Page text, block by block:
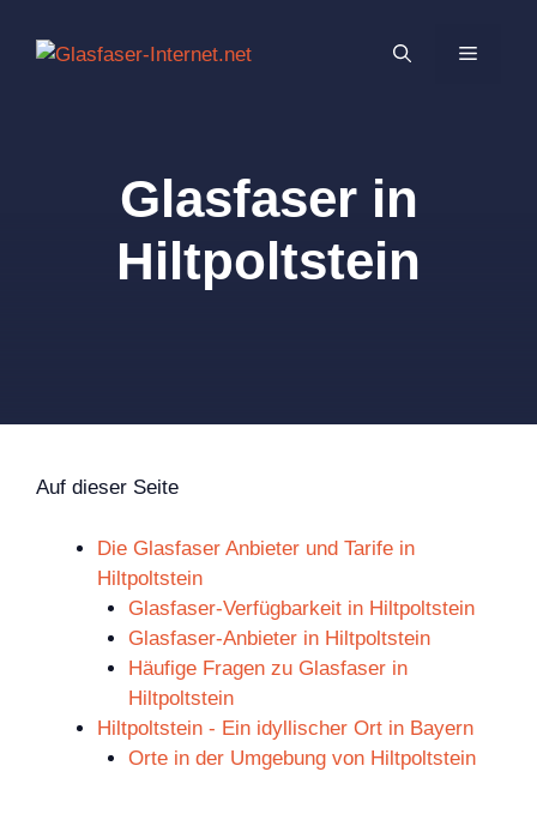
Inhalt
MENÜ
Glasfaser in
Hiltpoltstein
Auf dieser Seite
Die Glasfaser Anbieter und Tarife in
Hiltpoltstein
Glasfaser-Verfügbarkeit in Hiltpoltstein
Glasfaser-Anbieter in Hiltpoltstein
Häufige Fragen zu Glasfaser in
Hiltpoltstein
Hiltpoltstein - Ein idyllischer Ort in Bayern
Orte in der Umgebung von Hiltpoltstein